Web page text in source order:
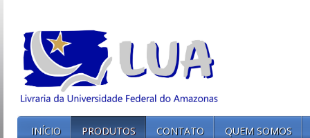
INÍCIO PRODUTOS CONTATO QUEM SOMOS